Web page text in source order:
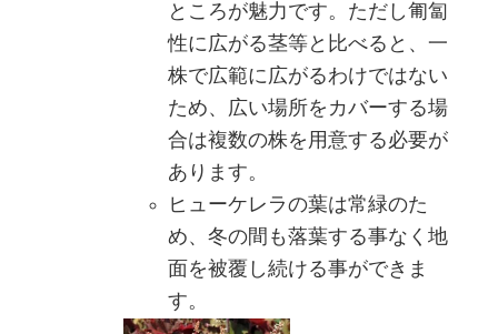
ところが魅力です。ただし匍匐
性に広がる茎等と比べると、一
株で広範に広がるわけではない
ため、広い場所をカバーする場
合は複数の株を用意する必要が
あります。
ヒューケレラの葉は常緑のた
め、冬の間も落葉する事なく地
面を被覆し続ける事ができま
す。